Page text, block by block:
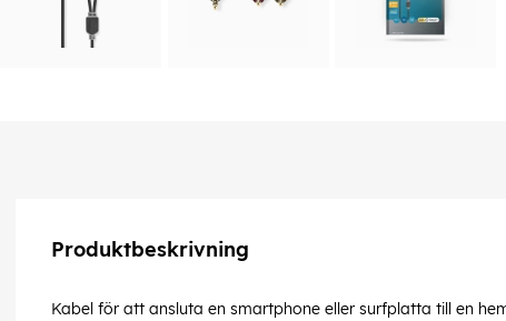
Produktbeskrivning
Kabel för att ansluta en smartphone eller surfplatta till en